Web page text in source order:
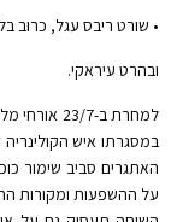
• שורט ריבס עגל, כרוב
ובהרט עיראקי.
במסגרתו איש
האתגרים סביב שימור
על ההשפעות ומקורות